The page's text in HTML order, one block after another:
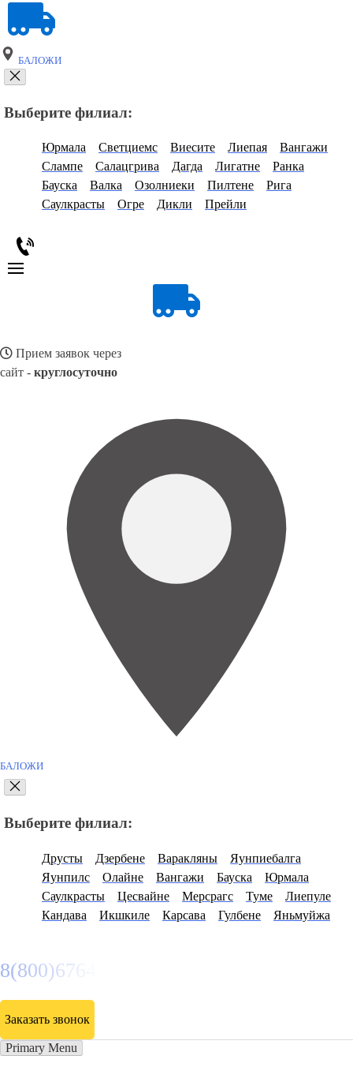
БАЛОЖИ
Выберите филиал:
Юрмала Светциемс Виесите Лиепая
Вангажи
Слампе
Салацгрива Дагда Лигатне
Ранка
Бауска
Валка Озолниеки Пилтене
Рига
Саулкрасты
Огре Дикли Прейли
Прием заявок через
сайт - круглосуточно
БАЛОЖИ
Выберите филиал:
Друсты Дзербене Варакляны
Яунпиебалга
Яунпилс
Олайне Вангажи Бауска
Юрмала
Саулкрасты
Цесвайне Мерсрагс Туме
Лиепуле
Кандава
Икшкиле Карсава Гулбене Яньмуйжа
8(800)6764935
Заказать звонок
Primary Menu